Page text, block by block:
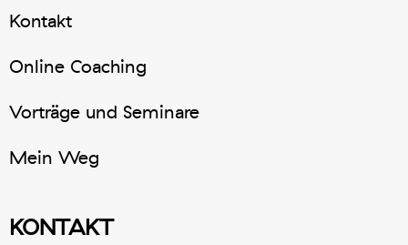
Kontakt
Online Coaching
Vorträge und Seminare
Mein Weg
KONTAKT